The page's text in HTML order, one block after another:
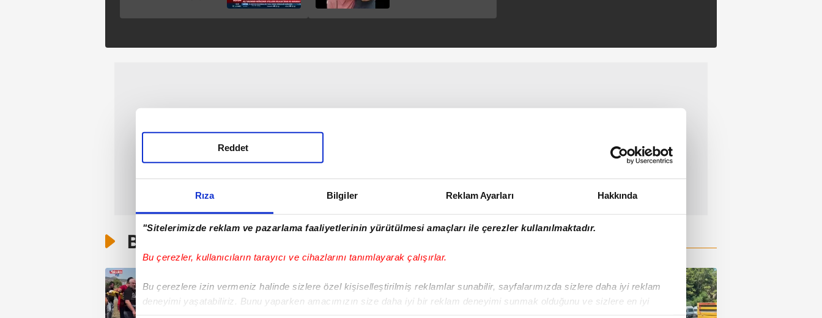
Rıza Bilgiler Reklam Ayarları Hakkında
"Sitelerimizde reklam ve pazarlama faaliyetlerinin yürütülmesi amaçları ile çerezler kullanılmaktadır.
Bu çerezler, kullanıcıların tarayıcı ve cihazlarını tanımlayarak çalışırlar.
Bu çerezlere izin vermeniz halinde sizlere özel kişiselleştirilmiş reklamlar sunabilir, sayfalarımızda sizlere daha iyi reklam
deneyimi yaşatabiliriz. Bunu yaparken amacımızın size daha iyi bir reklam deneyimi sunmak olduğunu ve sizlere en iyi
Reddet
gözü önünde eşini
oldu? Yağış daha ne
Bunlar da Var